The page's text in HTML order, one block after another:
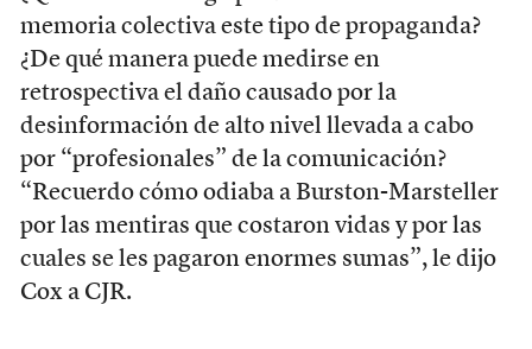
memoria colectiva este tipo de propaganda?
¿De qué manera puede medirse en
retrospectiva el daño causado por la
desinformación de alto nivel llevada a cabo
por “profesionales” de la comunicación?
“Recuerdo cómo odiaba a Burston-Marsteller
por las mentiras que costaron vidas y por las
cuales se les pagaron enormes sumas”, le dijo
Cox a CJR.